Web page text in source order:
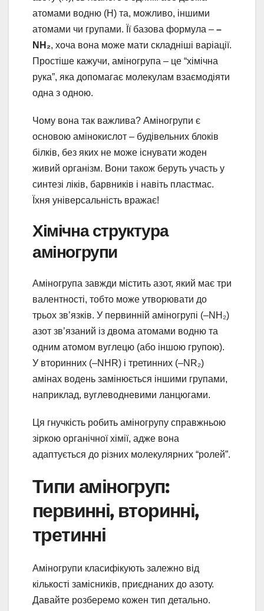
атомами водню (H) та, можливо, іншими
атомами чи групами. Її базова формула – –
NH₂, хоча вона може мати складніші варіації.
Простіше кажучи, аміногрупа – це “хімічна
рука”, яка допомагає молекулам взаємодіяти
одна з одною.
Чому вона так важлива? Аміногрупи є
основою амінокислот – будівельних блоків
білків, без яких не може існувати жоден
живий організм. Вони також беруть участь у
синтезі ліків, барвників і навіть пластмас.
Їхня універсальність вражає!
Хімічна структура
аміногрупи
Аміногрупа завжди містить азот, який має три
валентності, тобто може утворювати до
трьох зв’язків. У первинній аміногрупі (–NH₂)
азот зв’язаний із двома атомами водню та
одним атомом вуглецю (або іншою групою).
У вторинних (–NHR) і третинних (–NR₂)
амінах водень замінюється іншими групами,
наприклад, вуглеводневими ланцюгами.
Ця гнучкість робить аміногрупу справжньою
зіркою органічної хімії, адже вона
адаптується до різних молекулярних “ролей”.
Типи аміногруп:
первинні, вторинні,
третинні
Аміногрупи класифікують залежно від
кількості замісників, приєднаних до азоту.
Давайте розберемо кожен тип детально.